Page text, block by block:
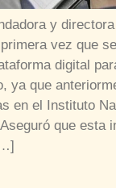
y
vez que
digital
ya que
en el Instituto
que esta